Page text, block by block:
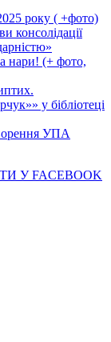
року ( +фото)
консолідації
нари! (+ фото,
у бібліотеці
УПА